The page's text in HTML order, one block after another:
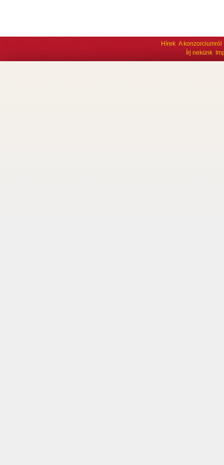
Hírek A konzorciumról
Írj nekünk